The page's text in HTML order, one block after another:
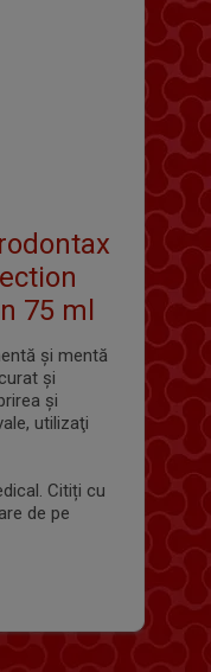
75 ml
şi mentă
şi
şi
utilizaţi
Citiți cu
de pe